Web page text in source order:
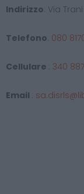
Indirizzo: Via
Telefono: 080
Cellulare : 340
Email :